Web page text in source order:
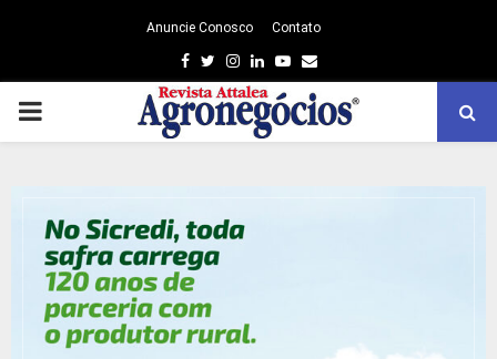
Anuncie Conosco Contato
Facebook
TwitterInstagram
LinkedinYoutube
Email
PRIMARY